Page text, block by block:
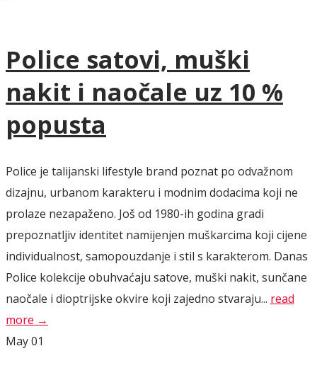
Police satovi, muški
nakit i naočale uz 10 %
popusta
Police je talijanski lifestyle brand poznat po odvažnom
dizajnu, urbanom karakteru i modnim dodacima koji ne
prolaze nezapaženo. Još od 1980-ih godina gradi
prepoznatljiv identitet namijenjen muškarcima koji cijene
individualnost, samopouzdanje i stil s karakterom. Danas
Police kolekcije obuhvaćaju satove, muški nakit, sunčane
naočale i dioptrijske okvire koji zajedno stvaraju... read
more →
May01